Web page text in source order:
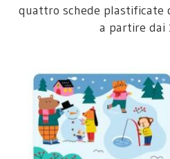
quattro schede plastificate
a partire dai